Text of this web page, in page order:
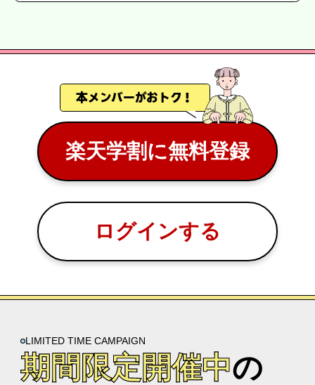
本メンバーがおトク！
楽天学割に無料登録
ログインする
LIMITED TIME CAMPAIGN
期間限定開催中の